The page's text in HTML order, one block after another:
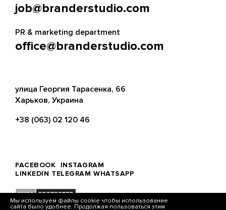
Мы используем файлы cookie чтобы использование
сайта было удобнее. Продолжая пользоваться этим
job@branderstudio.com
PR & marketing department
office@branderstudio.com
улица Георгия Тарасенка, 66
Харьков, Украина
+38 (063) 02 120 46
FACEBOOK
INSTAGRAM
LINKEDIN TELEGRAM WHATSAPP